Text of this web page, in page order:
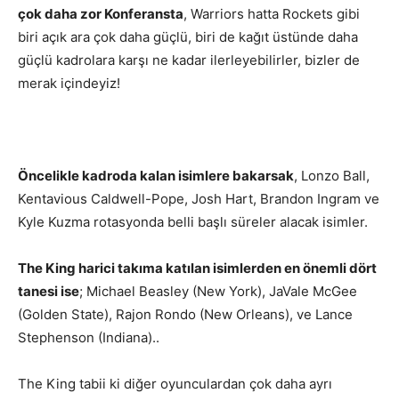
çok daha zor Konferansta, Warriors hatta Rockets gibi
biri açık ara çok daha güçlü, biri de kağıt üstünde daha
güçlü kadrolara karşı ne kadar ilerleyebilirler, bizler de
merak içindeyiz!
Öncelikle kadroda kalan isimlere bakarsak, Lonzo Ball,
Kentavious Caldwell-Pope, Josh Hart, Brandon Ingram ve
Kyle Kuzma rotasyonda belli başlı süreler alacak isimler.
The King harici takıma katılan isimlerden en önemli dört
tanesi ise; Michael Beasley (New York), JaVale McGee
(Golden State), Rajon Rondo (New Orleans), ve Lance
Stephenson (Indiana)..
The King tabii ki diğer oyunculardan çok daha ayrı